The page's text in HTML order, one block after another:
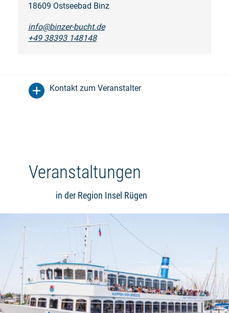
18609 Ostseebad Binz
info@binzer-bucht.de
+49 38393 148148
Kontakt zum Veranstalter
Veranstaltungen
in der Region Insel Rügen